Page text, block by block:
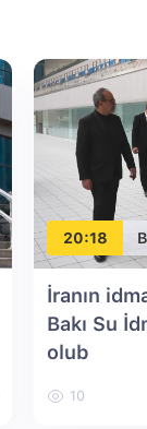
20:18
İranın
Bakı Su
olub
10